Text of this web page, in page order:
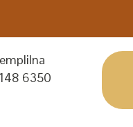
6350